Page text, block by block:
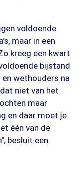
voldoende
maar in een
kreeg een kwart
bijstand
wethouders na
niet van het
maar
en daar moet je
één van de
besluit een